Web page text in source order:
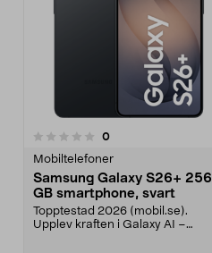
0recensioner
Mobiltelefoner
Samsung Galaxy S26+ 256
GB smartphone, svart
Topptestad 2026 (mobil.se).
Upplev kraften i Galaxy AI –
0.0 av 5 stjärnor